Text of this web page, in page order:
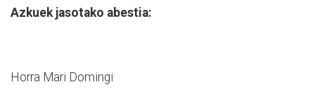
Azkuek jasotako abestia:
Horra Mari Domingi